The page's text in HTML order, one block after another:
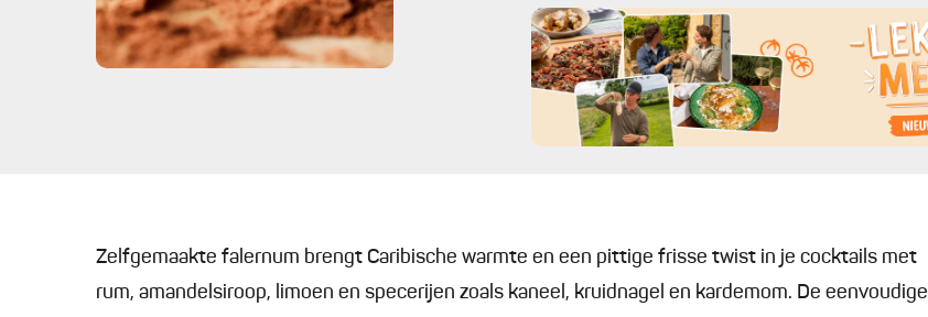
Zelfgemaakte falernum brengt Caribische warmte en een pittige frisse twist in je cocktails met
rum, amandelsiroop, limoen en specerijen zoals kaneel, kruidnagel en kardemom. De eenvoudige